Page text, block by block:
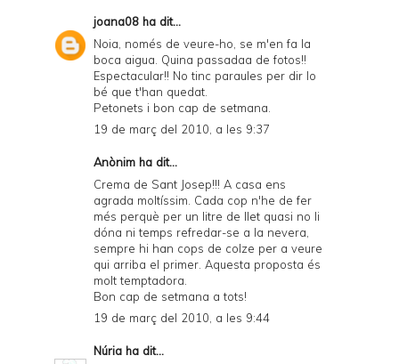
joana08 ha dit...
Noia, només de veure-ho, se m'en fa la
boca aigua. Quina passadaa de fotos!!
Espectacular!! No tinc paraules per dir lo
bé que t'han quedat.
Petonets i bon cap de setmana.
19 de març del 2010, a les 9:37
Anònim ha dit...
Crema de Sant Josep!!! A casa ens
agrada moltíssim. Cada cop n'he de fer
més perquè per un litre de llet quasi no li
dóna ni temps refredar-se a la nevera,
sempre hi han cops de colze per a veure
qui arriba el primer. Aquesta proposta és
molt temptadora.
Bon cap de setmana a tots!
19 de març del 2010, a les 9:44
Núria ha dit...